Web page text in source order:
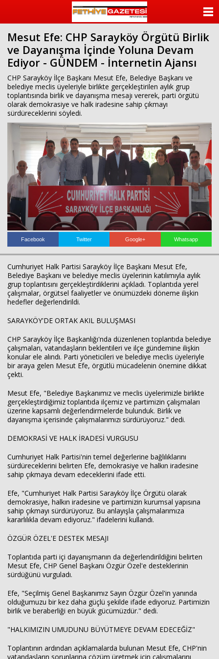
beylikdüzü
escort
bayan
beylikdüzü
escort
bayan
escort
beylikdüzü
beylikdüzü
escort
Mesut Efe: CHP Sarayköy Örgütü Birlik
ve Dayanışma İçinde Yoluna Devam
Ediyor - GÜNDEM - İnternetin Ajansı
CHP Sarayköy İlçe Başkanı Mesut Efe, Belediye Başkanı ve
belediye meclis üyeleriyle birlikte gerçekleştirilen aylık grup
toplantısında birlik ve dayanışma mesajı vererek, parti örgütü
olarak demokrasiye ve halk iradesine sahip çıkmayı
sürdüreceklerini söyledi.
Facebook Twitter Google+ Whatsapp
Cumhuriyet Halk Partisi Sarayköy İlçe Başkanı Mesut Efe,
Belediye Başkanı ve belediye meclis üyelerinin katılımıyla aylık
grup toplantısını gerçekleştirdiklerini açıkladı. Toplantıda yerel
çalışmalar, örgütsel faaliyetler ve önümüzdeki döneme ilişkin
hedefler değerlendirildi.
SARAYKÖY'DE ORTAK AKIL BULUŞMASI
CHP Sarayköy İlçe Başkanlığı'nda düzenlenen toplantıda belediye
çalışmaları, vatandaşların beklentileri ve ilçe gündemine ilişkin
konular ele alındı. Parti yöneticileri ve belediye meclis üyeleriyle
bir araya gelen Mesut Efe, örgütlü mücadelenin önemine dikkat
çekti.
Mesut Efe, "Belediye Başkanımız ve meclis üyelerimizle birlikte
gerçekleştirdiğimiz toplantıda ilçemiz ve partimizin çalışmaları
üzerine kapsamlı değerlendirmelerde bulunduk. Birlik ve
dayanışma içerisinde çalışmalarımızı sürdürüyoruz." dedi.
DEMOKRASİ VE HALK İRADESİ VURGUSU
Cumhuriyet Halk Partisi'nin temel değerlerine bağlılıklarını
sürdüreceklerini belirten Efe, demokrasiye ve halkın iradesine
sahip çıkmaya devam edeceklerini ifade etti.
Efe, "Cumhuriyet Halk Partisi Sarayköy İlçe Örgütü olarak
demokrasiye, halkın iradesine ve partimizin kurumsal yapısına
sahip çıkmayı sürdürüyoruz. Bu anlayışla çalışmalarımıza
kararlılıkla devam ediyoruz." ifadelerini kullandı.
ÖZGÜR ÖZEL'E DESTEK MESAJI
Toplantıda parti içi dayanışmanın da değerlendirildiğini belirten
Mesut Efe, CHP Genel Başkanı Özgür Özel'e desteklerinin
sürdüğünü vurguladı.
Efe, "Seçilmiş Genel Başkanımız Sayın Özgür Özel'in yanında
olduğumuzu bir kez daha güçlü şekilde ifade ediyoruz. Partimizin
birlik ve beraberliği en büyük gücümüzdür." dedi.
"HALKIMIZIN UMUDUNU BÜYÜTMEYE DEVAM EDECEĞİZ"
Toplantının ardından açıklamalarda bulunan Mesut Efe, CHP'nin
vatandaşların sorunlarına çözüm üretmek için çalışmalarını
KATEGORİLER
YAZARLAR
ANKETLER
FOTO GALERİ
VİDEO GALERİ
KÜNYE
İLETİŞİM
Haberin Doğru Adresi.